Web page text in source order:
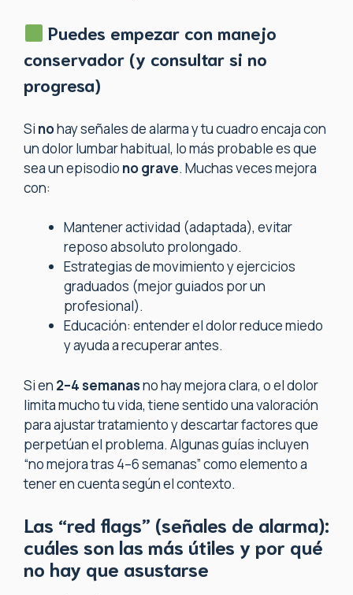
Puedes empezar con manejo
conservador (y consultar si no
progresa)
Si nohay señales de alarma y tu cuadro encaja con
un dolor lumbar habitual, lo más probable es que
sea un episodio no grave. Muchas veces mejora
con:
Mantener actividad (adaptada), evitar
reposo absoluto prolongado.
Estrategias de movimiento y ejercicios
graduados (mejor guiados por un
profesional).
Educación: entender el dolor reduce miedo
y ayuda a recuperar antes.
Si en 2–4 semanasno hay mejora clara, o el dolor
limita mucho tu vida, tiene sentido una valoración
para ajustar tratamiento y descartar factores que
perpetúan el problema. Algunas guías incluyen
“no mejora tras 4–6 semanas” como elemento a
tener en cuenta según el contexto.
Las “red flags” (señales de alarma):
cuáles son las más útiles y por qué
no hay que asustarse